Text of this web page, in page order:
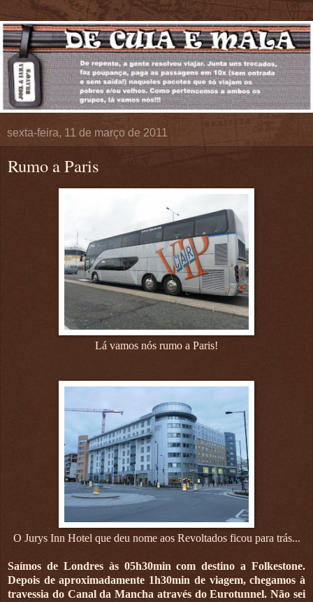
sexta-feira, 11 de março de 2011
Rumo a Paris
Lá vamos nós rumo a Paris!
O Jurys Inn Hotel que deu nome aos Revoltados ficou para trás...
Saímos de Londres às 05h30min com destino a Folkestone.
Depois de aproximadamente 1h30min de viagem, chegamos à
travessia do Canal da Mancha através do Eurotunnel. Não sei